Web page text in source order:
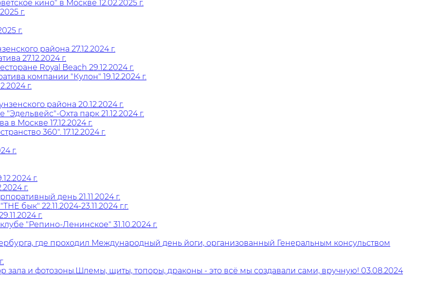
кино" в Москве 12.02.2025 г.
г.
г.
района 27.12.2024 г.
27.12.2024 г.
Royal Beach 29.12.2024 г.
компании "Кулон" 19.12.2024 г.
г.
района 20.12.2024 г.
Охта парк 21.12.2024 г.
в Москве 17.12.2024 г.
360". 17.12.2024 г.
г.
г.
г.
день 21.11.2024 г.
бык" 22.11.2024-23.11.2024 г.г.
г.
"Репино-Ленинское" 31.10.2024 г.
где проходил Международный день йоги, организованный Генеральным консульством
и фотозоны.Шлемы, щиты, топоры, драконы - это всё мы создавали сами, вручную! 03.08.2024